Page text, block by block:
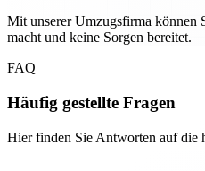
Mit unserer Umzugsfirma können
macht und keine Sorgen bereitet.
FAQ
Häufig gestellte Fragen
Hier finden Sie Antworten auf die